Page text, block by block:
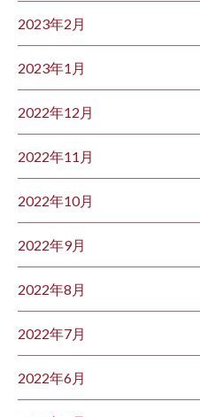
2023年2月
2023年1月
2022年12月
2022年11月
2022年10月
2022年9月
2022年8月
2022年7月
2022年6月